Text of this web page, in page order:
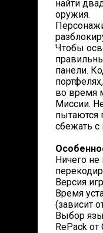
найти
оружия.
Чтобы
панели.
во время
Миссии.
пытаются
сбежать с
Ничего
Версия
Время
(зависит
Выбор
RePack от